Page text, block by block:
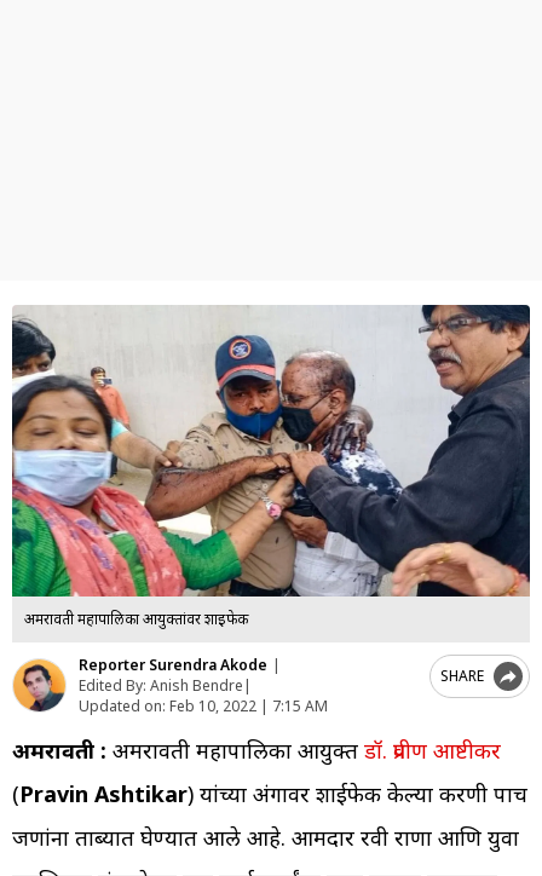
अमरावती महापालिका आयुक्तांवर शाईफेक
Reporter Surendra Akode |
Edited By: Anish Bendre|
Updated on: Feb 10, 2022 | 7:15 AM
SHARE
अमरावती : अमरावती महापालिका आयुक्त डॉ. प्रवीण आष्टीकर
(Pravin Ashtikar) यांच्या अंगावर शाईफेक केल्या प्रकरणी पाच
जणांना ताब्यात घेण्यात आले आहे. आमदार रवी राणा आणि युवा